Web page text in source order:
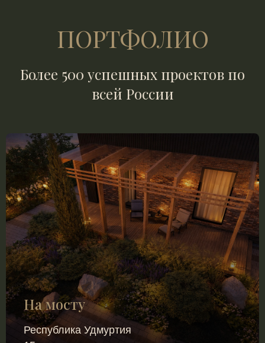
ПОРТФОЛИО
Более 500 успешных проектов по
всей России
На мосту
Республика Удмуртия